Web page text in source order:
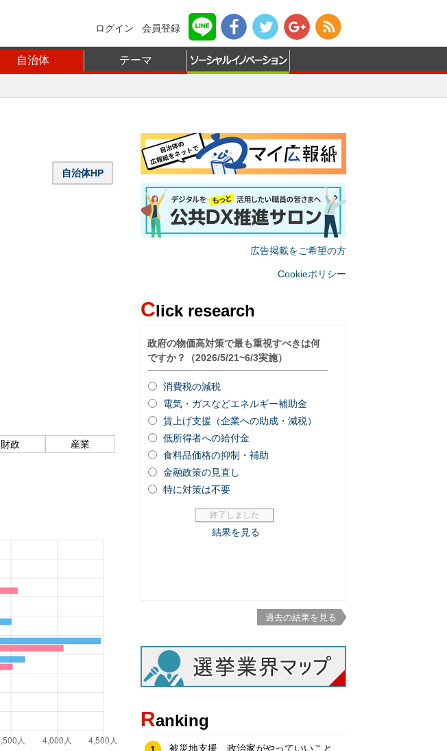
ログイン 会員登録
自治体 テーマ
自治体HP
財政 産業
広告掲載をご希望の方
Cookieポリシー
Click research
過去の結果を見る
Ranking
被災地支援、政治家がやっていいこと